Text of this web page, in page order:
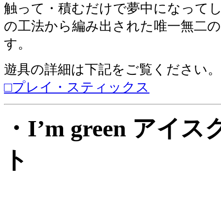
触って・積むだけで夢中になって
の工法から編み出された唯一無二
す。
遊具の詳細は下記をご覧ください。
□プレイ・スティックス
・I’m green アイ
ト